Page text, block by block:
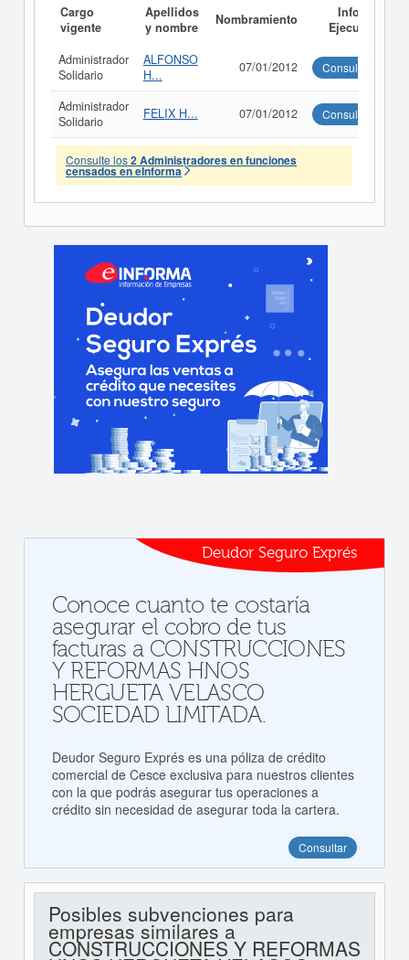
Cargo
vigente
Apellidos
y nombre
Nombramiento
Informe
Ejecutivo
Administrador
Solidario
ALFONSO
H...
07/01/2012 Consultar
Administrador
Solidario
FELIX H... 07/01/2012 Consultar
Consulte los2 Administradores en funciones
censados en eInforma
Deudor Seguro Exprés
Conoce cuanto te costaría
asegurar el cobro de tus
facturas a CONSTRUCCIONES
Y REFORMAS HNOS
HERGUETA VELASCO
SOCIEDAD LIMITADA.
Deudor Seguro Exprés es una póliza de crédito
comercial de Cesce exclusiva para nuestros clientes
con la que podrás asegurar tus operaciones a
crédito sin necesidad de asegurar toda la cartera.
Consultar
Posibles subvenciones para
empresas similares a
CONSTRUCCIONES Y REFORMAS